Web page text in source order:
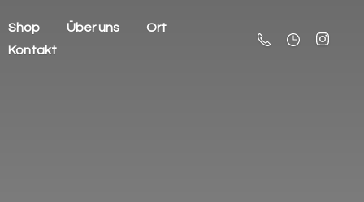
Shop Über uns
Ort
Kontakt